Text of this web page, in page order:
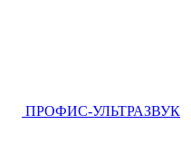
ПРОФИС-УЛЬТРАЗВУК